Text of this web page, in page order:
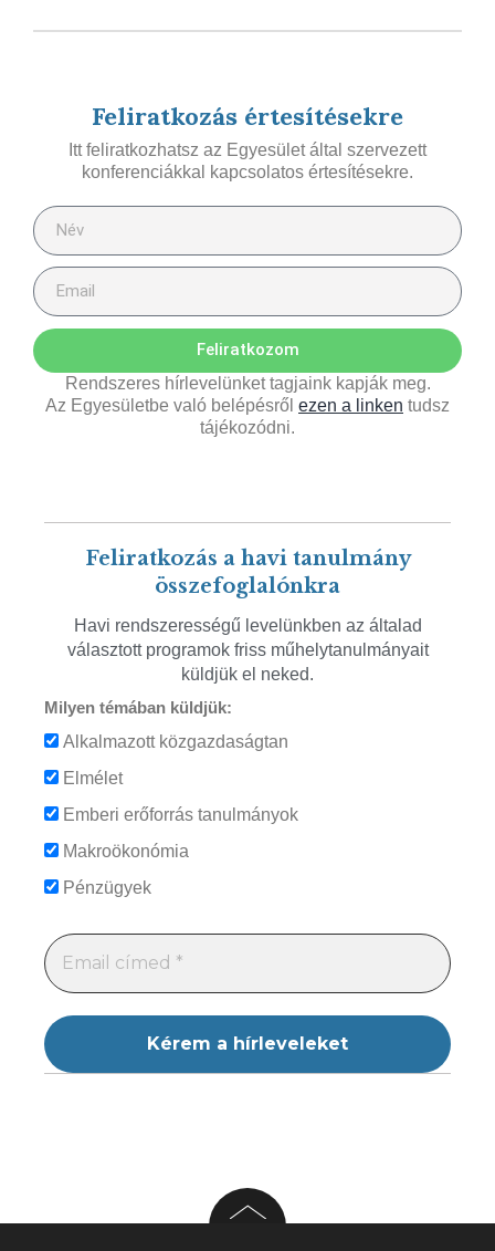
Feliratkozás értesítésekre
Itt feliratkozhatsz az Egyesület által szervezett
konferenciákkal kapcsolatos értesítésekre.
Feliratkozom
Rendszeres hírlevelünket tagjaink kapják meg.
Az Egyesületbe való belépésről ezen a linken tudsz
tájékozódni.
Feliratkozás a havi tanulmány
összefoglalónkra
Havi rendszerességű levelünkben az általad
választott programok friss műhelytanulmányait
küldjük el neked.
Milyen témában küldjük:
Alkalmazott közgazdaságtan
Elmélet
Emberi erőforrás tanulmányok
Makroökonómia
Pénzügyek